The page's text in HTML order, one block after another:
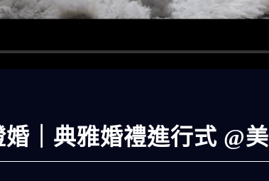
｜典雅婚禮進行式 @